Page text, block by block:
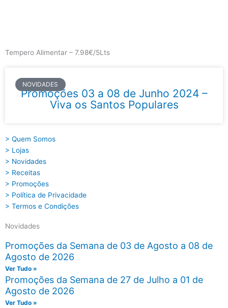
Tempero Alimentar – 7.98€/5Lts
NOVIDADES
Promoções 03 a 08 de Junho 2024 –
Viva os Santos Populares
> Quem Somos
> Lojas
> Novidades
> Receitas
> Promoções
> Política de Privacidade
> Termos e Condições
Novidades
Promoções da Semana de 03 de Agosto a 08 de
Agosto de 2026
Ver Tudo »
Promoções da Semana de 27 de Julho a 01 de
Agosto de 2026
Ver Tudo »